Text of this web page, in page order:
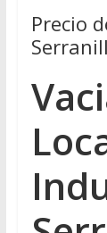
Precio